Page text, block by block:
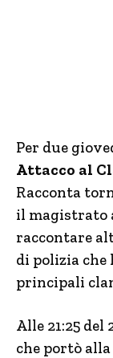
Per due
Attacco al
Racconta
il magistrato
raccontare
di polizia che
principali
Alle 21:25 del
che portò